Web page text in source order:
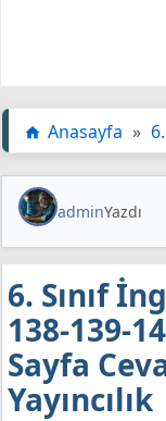
Anasayfa »
adminYazdı
6. Sınıf
138-139-
Sayfa
Yayıncılık